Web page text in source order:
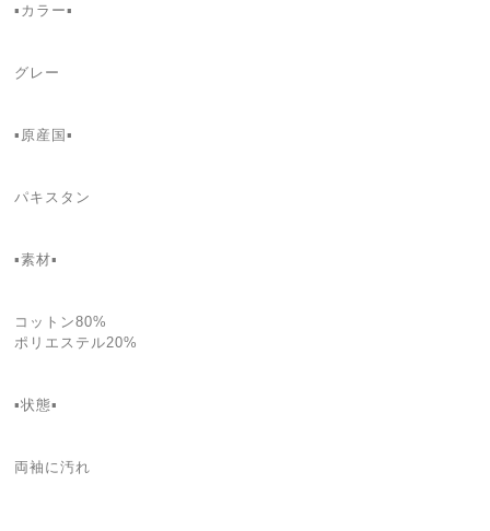
▪️カラー▪️
グレー
▪️原産国▪️
パキスタン
▪️素材▪️
コットン80%
ポリエステル20%
▪️状態▪️
両袖に汚れ